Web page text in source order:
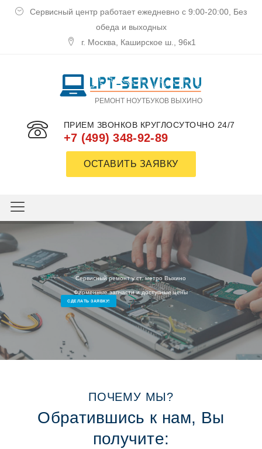
Сервисный центр работает ежедневно с 9:00-20:00, Без
обеда и выходных
г. Москва, Каширское ш., 96к1
РЕМОНТ НОУТБУКОВ ВЫХИНО
ПРИЕМ ЗВОНКОВ КРУГЛОСУТОЧНО 24/7
+7 (499) 348-92-89
ОСТАВИТЬ ЗАЯВКУ
Сервисный ремонт у ст. метро Выхино
Фирменные запчасти и доступные цены
СДЕЛАТЬ ЗАЯВКУ!
ПОЧЕМУ МЫ?
Обратившись к нам, Вы
получите: